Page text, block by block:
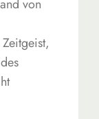
von